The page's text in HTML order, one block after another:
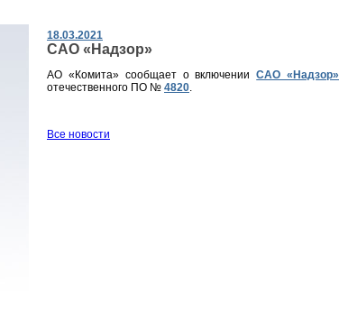
18.03.2021
САО «Надзор»
АО «Комита» сообщает о включенииСАО «Надзор»
отечественного ПО № 4820.
Все новости